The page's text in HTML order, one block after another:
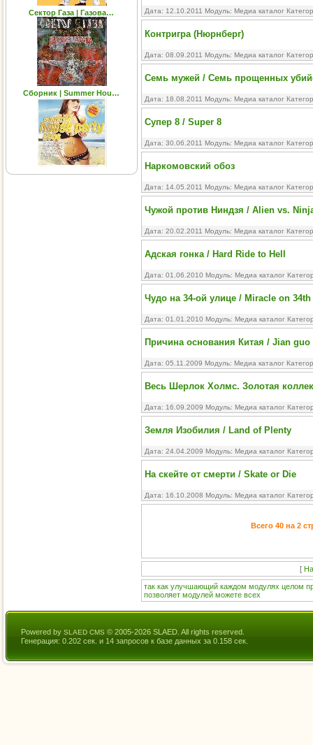
Сектор Газа | Газова…
Сборник | Summer Hou…
Дата: 12.10.2011 Модуль: Медиа каталог
Контригра (Нюрнберг)
Дата: 08.09.2011 Модуль: Медиа каталог
Семь мужей / Семь прощенных
Дата: 18.08.2011 Модуль: Медиа каталог
Супер 8 / Super 8
Дата: 30.06.2011 Модуль: Медиа каталог
Наркомовский обоз
Дата: 14.05.2011 Модуль: Медиа каталог
Чужой против Ниндзя / Alien vs.
Дата: 20.02.2011 Модуль: Медиа каталог
Адская гонка / Hard Ride to Hell
Дата: 01.06.2010 Модуль: Медиа каталог
Чудо на 34-ой улице / Miracle on 34th
Дата: 01.01.2010 Модуль: Медиа каталог
Причина основания Китая / Jian guo
Дата: 05.11.2009 Модуль: Медиа каталог
Весь Шерлок Холмс. Золотая
Дата: 16.09.2009 Модуль: Медиа каталог
Земля Изобилия / Land of Plenty
Дата: 24.04.2009 Модуль: Медиа каталог
На скейте от смерти / Skate or Die
Дата: 16.10.2008 Модуль: Медиа каталог
Всего 40 на 2
[
так как улучшающий каждом модулях целом
позволяет модулей можете всех
Powered by SLAED CMS © 2005-2026 SLAED. All rights reserved.
Генерация: 0.202 сек. и 14 запросов к базе данных за 0.158 сек.